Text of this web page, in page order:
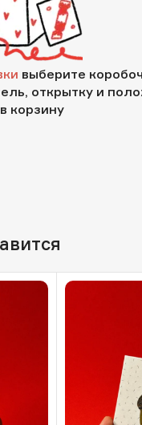
выберите
открытку и
корзину